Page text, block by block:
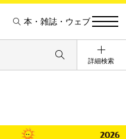
本・雑誌・ウェブ
詳細検索